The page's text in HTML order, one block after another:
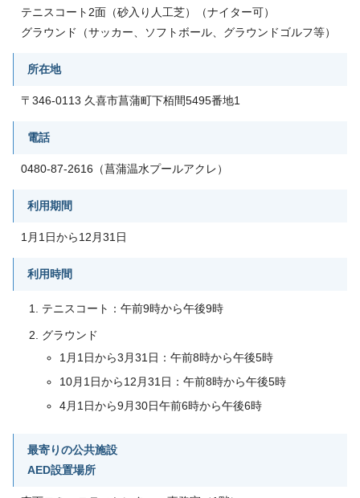
テニスコート2面（砂入り人工芝）（ナイター可）
グラウンド（サッカー、ソフトボール、グラウンドゴルフ等）
所在地
〒346-0113 久喜市菖蒲町下栢間5495番地1
電話
0480-87-2616（菖蒲温水プールアクレ）
利用期間
1月1日から12月31日
利用時間
テニスコート：午前9時から午後9時
グラウンド
1月1日から3月31日：午前8時から午後5時
10月1日から12月31日：午前8時から午後5時
4月1日から9月30日午前6時から午後6時
最寄りの公共施設
AED設置場所